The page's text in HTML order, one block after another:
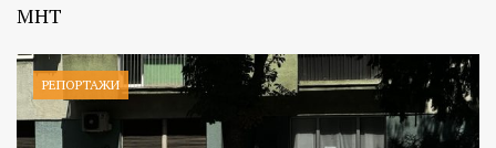
МНТ
РЕПОРТАЖИ